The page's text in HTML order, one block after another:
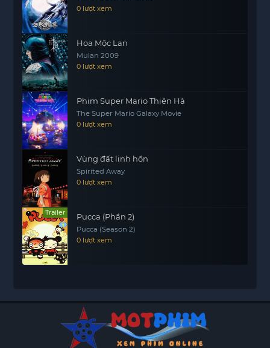
0 lượt xem
Hoa Mộc Lan
Mulan 2009
0 lượt xem
Phim Super Mario Thiên Hà
The Super Mario Galaxy Movie
0 lượt xem
Vùng đất linh hồn
Spirited Away
0 lượt xem
Trailer Pucca (Phần 2)
Pucca (Season 2)
0 lượt xem